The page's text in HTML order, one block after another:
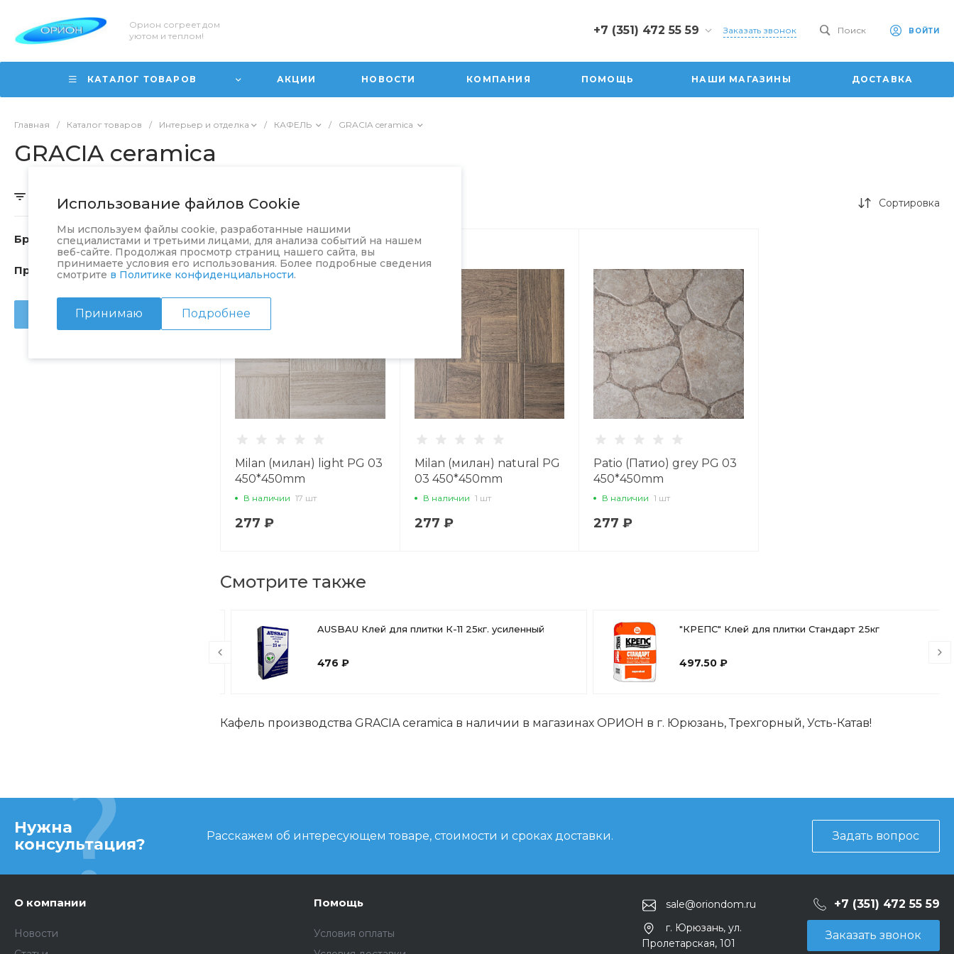
Орион согреет дом
уютом и теплом!
+7 (351) 472 55 59
+7 (351) 472 55 59
г. Юрюзань, ул.
Заказать звонок Поиск ВОЙТИ
КАТАЛОГ ТОВАРОВ АКЦИИ НОВОСТИ КОМПАНИЯ ПОМОЩЬ НАШИ МАГАЗИНЫ ДОСТАВКА
Главная / Каталог товаров / Интерьер и отделка / КАФЕЛЬ / GRACIA ceramica
GRACIA ceramica
Использование файлов Cookie
Мы используем файлы cookie, разработанные нашими
специалистами и третьими лицами, для анализа событий на нашем
веб-сайте. Продолжая просмотр страниц нашего сайта, вы
принимаете условия его использования. Более подробные сведения
смотрите в Политике конфиденциальности.
Принимаю Подробнее
Скрыть фильтр
Бренд
Производитель
Сортировка
Milan (милан) light PG 03
450*450mm
В наличии 17 шт
277 ₽
Milan (милан) natural PG
03 450*450mm
В наличии 1 шт
277 ₽
Patio (Патио) grey PG 03
450*450mm
В наличии 1 шт
277 ₽
Смотрите также
AUSBAU Клей для плитки К-11 25кг. усиленный
476 ₽
"КРЕПС" Клей для плитки Стандарт 25кг
497.50 ₽
Кафель производства GRACIA ceramica в наличии в магазинах ОРИОН в г. Юрюзань, Трехгорный, Усть-Катав!
Нужна
консультация?
Расскажем об интересующем товаре, стоимости и сроках доставки. Задать вопрос
О компании
Новости
Помощь
Условия оплаты
sale@oriondom.ru +7 (351) 472 55 59
г. Юрюзань, ул.
Пролетарская, 101
Заказать звонок